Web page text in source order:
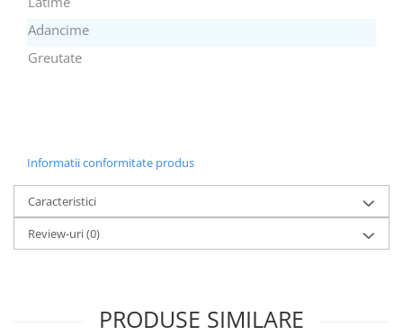
Carduri memorie
Obiective
MP3/MP4 playere
Radio
Sisteme audio
Soundbar
Auto
Adancime
Greutate
Informatii conformitate produs
Caracteristici
Review-uri(0)
PRODUSE SIMILARE